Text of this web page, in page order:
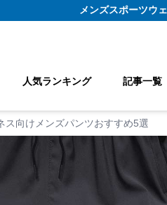
メンズスポーツウ
人気ランキング 記事一覧
ス向けメンズパンツおすすめ5選